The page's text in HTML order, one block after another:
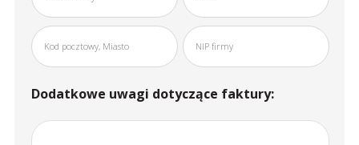
Dodatkowe uwagi dotyczące faktury: